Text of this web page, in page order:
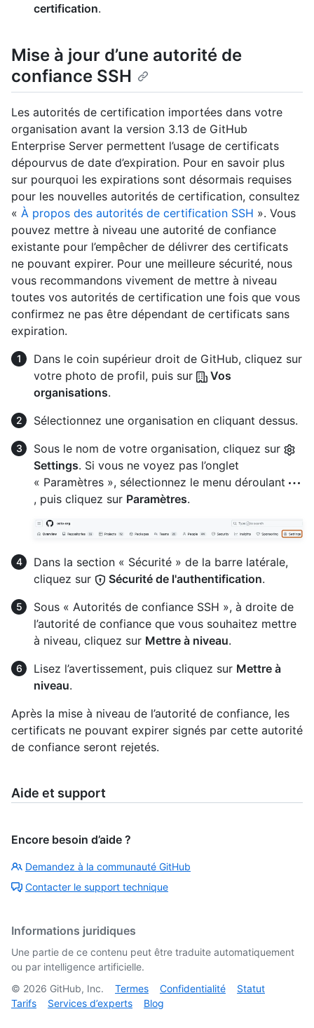
certification.
Mise à jour d’une autorité de
confiance SSH
Les autorités de certification importées dans votre
organisation avant la version 3.13 de GitHub
Enterprise Server permettent l’usage de certificats
dépourvus de date d’expiration. Pour en savoir plus
sur pourquoi les expirations sont désormais requises
pour les nouvelles autorités de certification, consultez
« À propos des autorités de certification SSH ». Vous
pouvez mettre à niveau une autorité de confiance
existante pour l’empêcher de délivrer des certificats
ne pouvant expirer. Pour une meilleure sécurité, nous
vous recommandons vivement de mettre à niveau
toutes vos autorités de certification une fois que vous
confirmez ne pas être dépendant de certificats sans
expiration.
Dans le coin supérieur droit de GitHub, cliquez sur
votre photo de profil, puis sur
Vos
organisations.
Sélectionnez une organisation en cliquant dessus.
Sous le nom de votre organisation, cliquez sur
Settings. Si vous ne voyez pas l’onglet
« Paramètres », sélectionnez le menu déroulant
, puis cliquez sur Paramètres.
Dans la section « Sécurité » de la barre latérale,
cliquez sur
Sécurité de l'authentification.
Sous « Autorités de confiance SSH », à droite de
l’autorité de confiance que vous souhaitez mettre
à niveau, cliquez sur Mettre à niveau.
Lisez l’avertissement, puis cliquez sur Mettre à
niveau.
Après la mise à niveau de l’autorité de confiance, les
certificats ne pouvant expirer signés par cette autorité
de confiance seront rejetés.
Aide et support
Encore besoin d’aide ?
Demandez à la communauté GitHub
Contacter le support technique
Informations juridiques
Une partie de ce contenu peut être traduite automatiquement
ou par intelligence artificielle.
© 2026 GitHub, Inc. Termes Confidentialité
Statut
Tarifs
Services d’experts Blog